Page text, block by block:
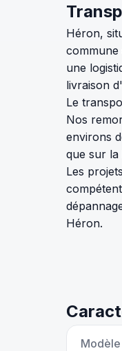
Héron,
commune
une
livraison
Le
Nos
environs
que sur la
Les
Héron.
Modèle